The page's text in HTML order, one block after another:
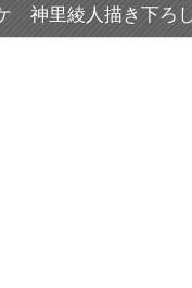
神里綾人描き下ろ